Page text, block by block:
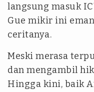
langsung masuk
Gue mikir ini
ceritanya.
Meski merasa
dan mengambil
Hingga kini, baik